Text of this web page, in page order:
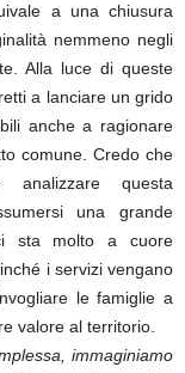
a una chiusura
nemmeno negli
Alla luce di queste
a lanciare un grido
anche a ragionare
comune. Credo che
analizzare questa
una grande
sta molto a cuore
i servizi vengano
le famiglie a
valore al territorio.
immaginiamo